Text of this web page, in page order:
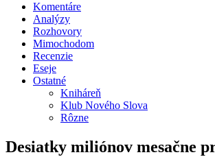
Komentáre
Analýzy
Rozhovory
Mimochodom
Recenzie
Eseje
Ostatné
Kniháreň
Klub Nového Slova
Rôzne
Desiatky miliónov mesačne